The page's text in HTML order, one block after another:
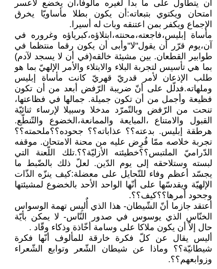
أن يتطاول على ما بدا لغيره مألوفا،أن يخضع لأعسر
امتحان ويكتوي بتبعاته:أن يكون بطلا مأساويّا يخرق
الإجماع ويكفر بمن اعتنقه وبات له أسيرا.
مأساة إبليس،فاجعته،محنته،ابتلاؤه،كبرياؤه وغروره في
آن،يوم قرّر أن يقول"لا"وأبى أن يكون رقما منتظما في
طوابير القطعان. بين مشيئة خالقه(في أن لا يسجد لآدم)
بما هي تأسيس لتجربة البلاء والابتلاء والأمر الإلهيّ بما هو
طلب الإذعان لأمر قدريّ قهريّ كانت مأساة إبليس
وملهاته.فدلّل على أنّ ضريبة الرّفض أبعد من أن تكون
فظيعة وأجمل من أن تكون جميلة. جمالها في فظاعتها،
تنحت من الرّفض وبالتّمرّد مدخلا وسبيلا لإرساء ثنائيّة
القبول والامتناع ،المبايعة والممانعة،الخضوع والتّنطّع.
هرطقة إبليس. بدعته؟؟ عذاباته؟؟ جحوده؟؟ملحمته؟؟
تجربة خلاصه ممّا فُرِض عليه من محنة الامتحان. موقفه
الدّراميّ الملتبس؟؟خطيئته الأزليّة؟؟.تلك اللّعنة التي
لبسته وستلاحقه إلى يوم الدّين. لعلّ ذلك بالضّبط ما
يجسّد أعظم وفاء للتّحايل على معضلة:كيف ينزّه الذّات
الإلهيّة ويقدسّها على أنّها الواحد الأحد بالخضوع لمشيئتها
وجحود أمرها؟؟كيف؟؟.
أعتقد جازما أنّ الشّيطان- هذا الذي أٌلبِس تهمة الوسواس
الخنّاس الذي يوسوس في صدور النّاس- لا يمكن بأيّة
حال إلاّ أن يكون ملاكا على وسامة أخّاذة وذكاء وقّاد .
أليس يقال عن كلّ فكرة خارقة للمألوف أنّها فكرة
شيطانيّة؟؟ وماذا عن شيطان الشّعر وتوابع الشّعراء
وزوابعهم؟؟.